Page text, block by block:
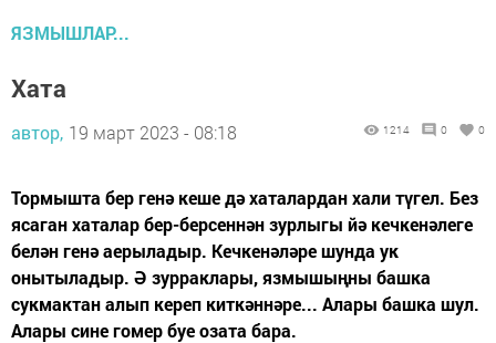
ЯЗМЫШЛАР...
Хата
автор, 19 март 2023 - 08:18 1214 0 0
Тормышта бер генә кеше дә хаталардан хали түгел. Без
ясаган хаталар бер-берсеннән зурлыгы йә кечкенәлеге
белән генә аерыладыр. Кечкенәләре шунда ук
онытыладыр. Ә зурраклары, язмышыңны башка
сукмактан алып кереп киткәннәре... Алары башка шул.
Алары сине гомер буе озата бара.